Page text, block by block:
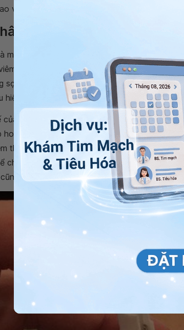
va chạm mạnh.
và cách chẩn đoán
một , trong đó chính
kích hoạt các tế bào mô liên kết, làm
sợi đóng vai trò chính trong nhiều mô cơ thể.
hiện giống như sẹo.
bệnh nhân và thăm khám lâm sàng, xơ
hoặc da liễu. Không có tiêu chuẩn cụ thể để
thường được thực hiện để đánh giá mức độ
chẩn đoán phân biệt, đảm bảo bệnh nhân
cũng thường được thực hiện để xác định chẩn